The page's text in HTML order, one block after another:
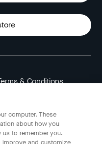
& Conditions
computer. These
about how you
to remember you.
improve and customize